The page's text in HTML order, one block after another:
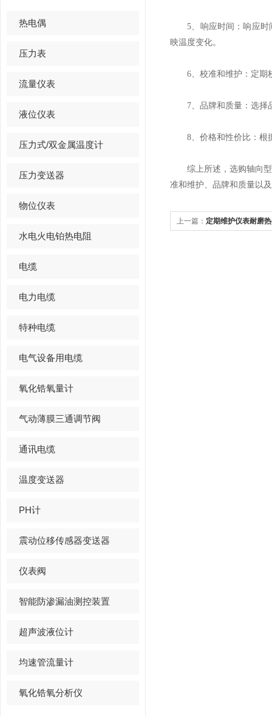
热电偶
压力表
流量仪表
液位仪表
压力式/双金属温度计
压力变送器
物位仪表
水电火电铂热电阻
电缆
电力电缆
特种电缆
电气设备用电缆
氧化锆氧量计
气动薄膜三通调节阀
通讯电缆
温度变送器
PH计
震动位移传感器变送器
仪表阀
智能防渗漏油测控装置
超声波液位计
均速管流量计
氧化锆氧分析仪
5、响应时间：响应时间
映温度变化。
6、校准和维护：定期校
7、品牌和质量：选择品
8、价格和性价比：根据
综上所述，选购轴向型
准和维护、品牌和质量以
上一篇： 定期维护仪表耐磨